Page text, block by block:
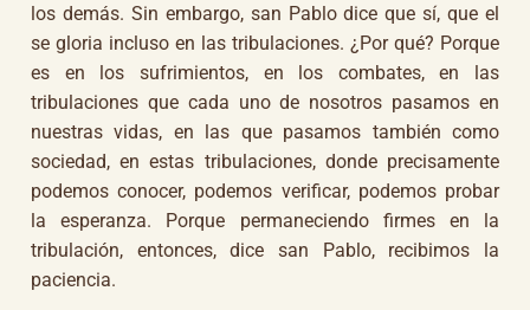
los demás. Sin embargo, san Pablo dice que sí, que el
se gloria incluso en las tribulaciones. ¿Por qué? Porque
es en los sufrimientos, en los combates, en las
tribulaciones que cada uno de nosotros pasamos en
nuestras vidas, en las que pasamos también como
sociedad, en estas tribulaciones, donde precisamente
podemos conocer, podemos verificar, podemos probar
la esperanza. Porque permaneciendo firmes en la
tribulación, entonces, dice san Pablo, recibimos la
paciencia.